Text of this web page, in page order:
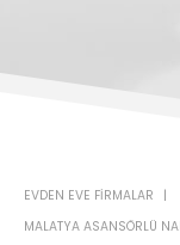
EVDEN EVE FIRMALAR
MALATYA ASANSÖRLÜ